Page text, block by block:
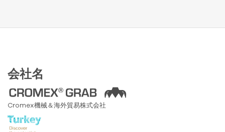
会社名
Cromex機械＆海外貿易株式会社